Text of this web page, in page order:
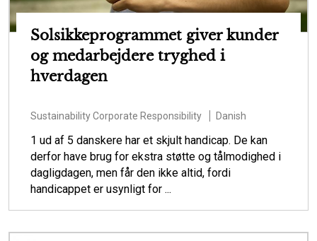
Solsikkeprogrammet giver kunder
og medarbejdere tryghed i
hverdagen
SustainabilityCorporate Responsibility Danish
1 ud af 5 danskere har et skjult handicap. De kan
derfor have brug for ekstra støtte og tålmodighed i
dagligdagen, men får den ikke altid, fordi
handicappet er usynligt for ...